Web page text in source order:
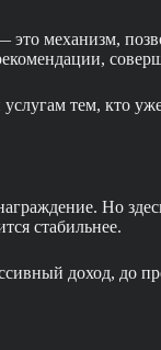
это механизм,
тем, кто уже
Но
стабильнее.
доход, до